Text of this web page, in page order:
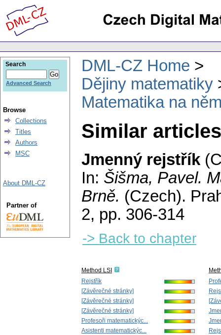
DML-CZ Home
Dějiny matematiky
Matematika na
Similar
Jmenný rejstřík
In: Šišma, Pavel.
Brně. (Czech).
2, pp. 306-314
-> Back to chapter
Method LSI
Rejstřík
[Závěrečné stránky]
[Závěrečné stránky]
[Závěrečné stránky]
Profesoři matematickýc...
Asistenti matematickýc...
Search
Advanced Search
Browse
Collections
Titles
Authors
MSC
About DML-CZ
Partner of